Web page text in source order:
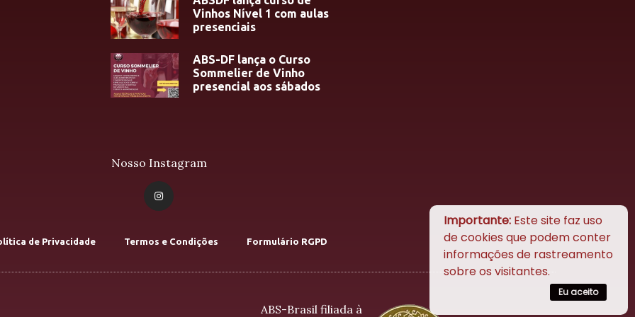
Vinhos Nível 1 com aulas
presenciais
ABS-DF lança o Curso
Sommelier de Vinho
presencial aos sábados
Nosso Instagram
de Privacidade Termos e Condições Formulário RGPD
ABS-Brasil filiada à
Importante: Este site faz uso
de cookies que podem conter
informações de rastreamento
sobre os visitantes.
Eu aceito